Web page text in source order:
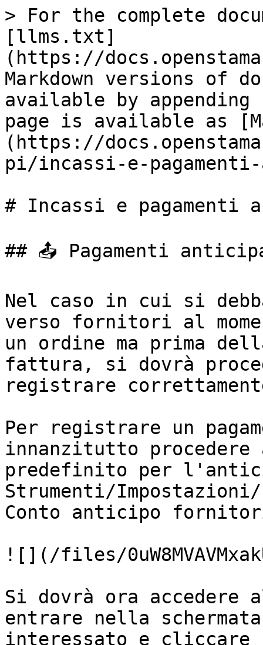
> For the complete
[llms.txt]
(https://
Markdown versions of
available by
page is available as
(https://
pi/incassi-e-
# Incassi e pagamenti
## 📤 Pagamenti
Nel caso in cui si
verso fornitori al
un ordine ma prima
fattura, si dovrà
registrare
Per registrare un
innanzitutto
predefinito per
Strumenti/
Conto anticipo
![](/files/
Si dovrà ora accedere
entrare nella
interessato e cliccare